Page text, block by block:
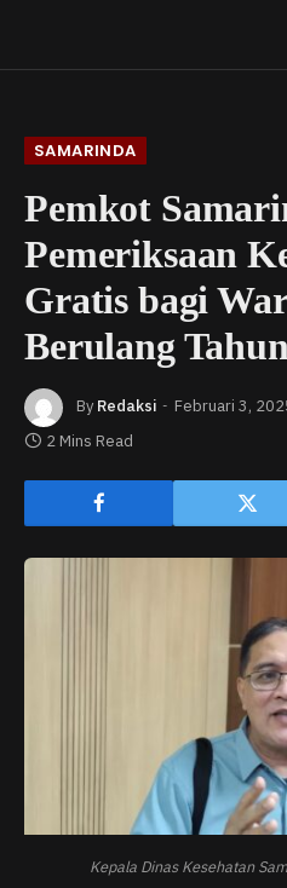
SAMARINDA
Pemkot
Pemeriksaan
Gratis bagi
Berulang Tahun
By Redaksi Februari 3,
2 Mins Read
Kepala Dinas Kesehatan